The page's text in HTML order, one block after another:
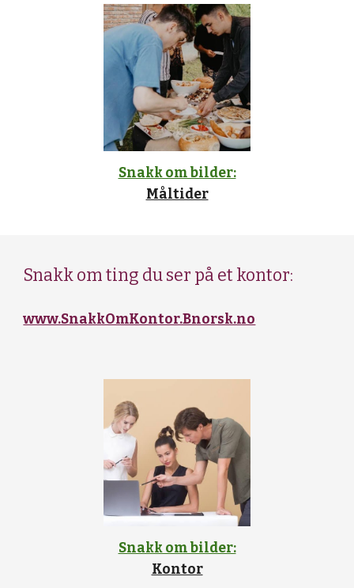
Snakk om bilder:
Måltider
Snakk om ting du ser på et kontor:
www.SnakkOmKontor.Bnorsk.no
Snakk om bilder:
Kontor